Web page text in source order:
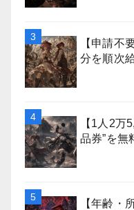
【申請不
分を順次
【1人2万
品券”を無
【年齢・